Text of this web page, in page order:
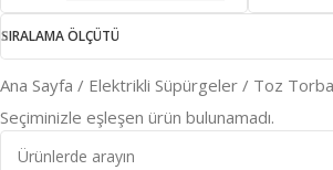
SIRALAMA ÖLÇÜTÜ
Ana Sayfa Elektrikli Süpürgeler
Toz
Seçiminizle eşleşen ürün bulunamadı.